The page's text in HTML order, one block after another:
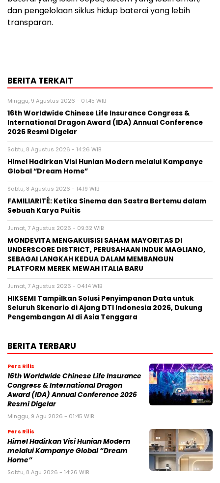
dan pengelolaan siklus hidup baterai yang lebih
transparan.
BERITA TERKAIT
Minggu, 9 Agustus 2026 - 01:45 WIB
16th Worldwide Chinese Life Insurance Congress &
International Dragon Award (IDA) Annual Conference
2026 Resmi Digelar
Sabtu, 8 Agustus 2026 - 14:26 WIB
Himel Hadirkan Visi Hunian Modern melalui Kampanye
Global “Dream Home”
Sabtu, 8 Agustus 2026 - 14:19 WIB
FAMILIARITÉ: Ketika Sinema dan Sastra Bertemu dalam
Sebuah Karya Puitis
Jumat, 7 Agustus 2026 - 09:32 WIB
MONDEVITA MENGAKUISISI SAHAM MAYORITAS DI
UNDERSCORE DISTRICT, PERUSAHAAN INDUK MAGLIANO,
SEBAGAI LANGKAH KEDUA DALAM MEMBANGUN
PLATFORM MEREK MEWAH ITALIA BARU
Jumat, 7 Agustus 2026 - 04:14 WIB
HIKSEMI Tampilkan Solusi Penyimpanan Data untuk
Seluruh Skenario di Ajang DTI Indonesia 2026, Dukung
Pengembangan AI di Asia Tenggara
BERITA TERBARU
Pers Rilis
16th Worldwide Chinese Life Insurance
Congress & International Dragon
Award (IDA) Annual Conference 2026
Resmi Digelar
Minggu, 9 Agu 2026 - 01:45 WIB
Pers Rilis
Himel Hadirkan Visi Hunian Modern
melalui Kampanye Global “Dream
Home”
Sabtu, 8 Agu 2026 - 14:26 WIB